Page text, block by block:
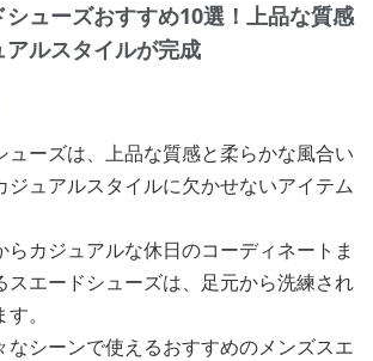
ューズおすすめ10選！上品な質感
ルスタイルが完成
ューズは、上品な質感と柔らかな風合い
ジュアルスタイルに欠かせないアイテム
らカジュアルな休日のコーディネートま
スエードシューズは、足元から洗練され
。
なシーンで使えるおすすめのメンズスエ